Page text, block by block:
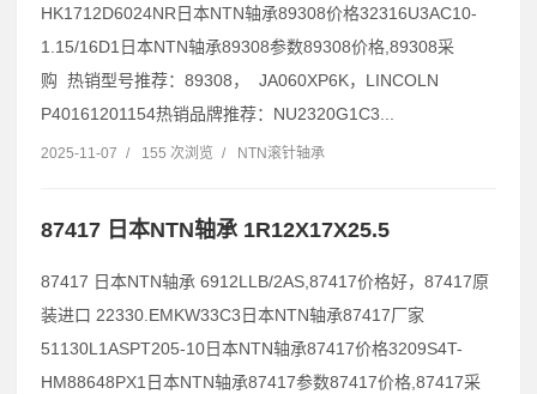
HK1712D6024NR日本NTN轴承89308价格32316U3AC10-
1.15/16D1日本NTN轴承89308参数89308价格,89308采
购 热销型号推荐：89308， JA060XP6K，LINCOLN
P40161201154热销品牌推荐：NU2320G1C3...
2025-11-07 / 155 次浏览 / NTN滚针轴承
87417 日本NTN轴承 1R12X17X25.5
87417 日本NTN轴承 6912LLB/2AS,87417价格好，87417原
装进口 22330.EMKW33C3日本NTN轴承87417厂家
51130L1ASPT205-10日本NTN轴承87417价格3209S4T-
HM88648PX1日本NTN轴承87417参数87417价格,87417采